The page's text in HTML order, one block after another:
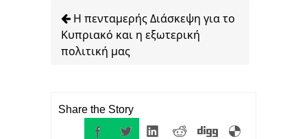
Η πενταμερής Διάσκεψη για το
Κυπριακό και η εξωτερική
πολιτική μας
Share the Story